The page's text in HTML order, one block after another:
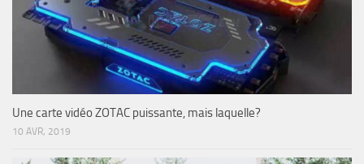
Une carte vidéo ZOTAC puissante, mais laquelle?
10 AVR, 2019